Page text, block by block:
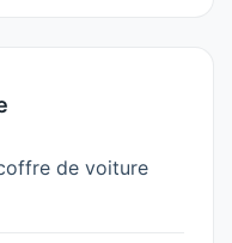
de voiture